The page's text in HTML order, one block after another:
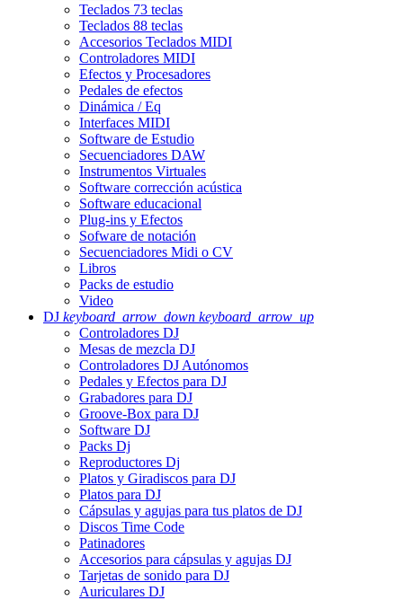
Teclados 73 teclas
Teclados 88 teclas
Accesorios Teclados MIDI
Controladores MIDI
Efectos y Procesadores
Pedales de efectos
Dinámica / Eq
Interfaces MIDI
Software de Estudio
Secuenciadores DAW
Instrumentos Virtuales
Software corrección acústica
Software educacional
Plug-ins y Efectos
Sofware de notación
Secuenciadores Midi o CV
Libros
Packs de estudio
Video
DJ keyboard_arrow_down keyboard_arrow_up
Controladores DJ
Mesas de mezcla DJ
Controladores DJ Autónomos
Pedales y Efectos para DJ
Grabadores para DJ
Groove-Box para DJ
Software DJ
Packs Dj
Reproductores Dj
Platos y Giradiscos para DJ
Platos para DJ
Cápsulas y agujas para tus platos de DJ
Discos Time Code
Patinadores
Accesorios para cápsulas y agujas DJ
Tarjetas de sonido para DJ
Auriculares DJ